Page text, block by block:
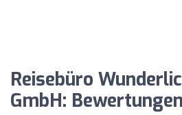
Reisebüro
GmbH: Bewertungen